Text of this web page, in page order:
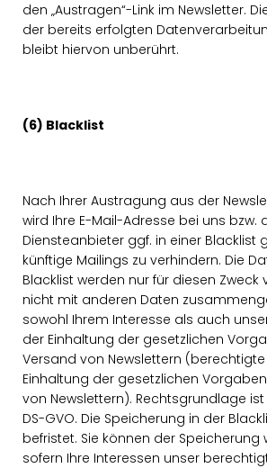
den „Austragen“-Link im Newsletter.
der bereits erfolgten
bleibt hiervon unberührt.
(6) Blacklist
Nach Ihrer Austragung aus der
wird Ihre E-Mail-Adresse bei uns bzw.
Diensteanbieter ggf. in einer Blacklist
künftige Mailings zu verhindern. Die
Blacklist werden nur für diesen Zweck
nicht mit anderen Daten
sowohl Ihrem Interesse als auch
der Einhaltung der gesetzlichen
Versand von Newslettern
Einhaltung der gesetzlichen
von Newslettern). Rechtsgrundlage ist
DS-GVO. Die Speicherung in der
befristet. Sie können der Speicherung
sofern Ihre Interessen unser